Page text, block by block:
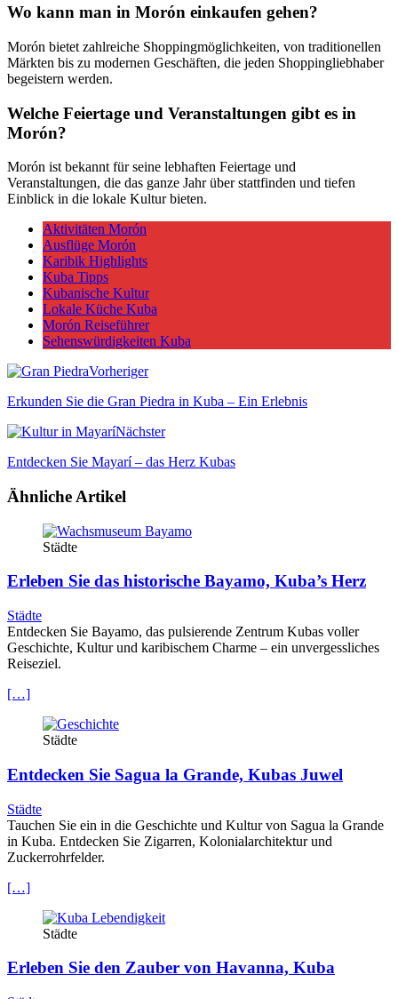
Wo kann man in Morón einkaufen gehen?
Morón bietet zahlreiche Shoppingmöglichkeiten, von traditionellen
Märkten bis zu modernen Geschäften, die jeden Shoppingliebhaber
begeistern werden.
Welche Feiertage und Veranstaltungen gibt es in
Morón?
Morón ist bekannt für seine lebhaften Feiertage und
Veranstaltungen, die das ganze Jahr über stattfinden und tiefen
Einblick in die lokale Kultur bieten.
Aktivitäten Morón
Ausflüge Morón
Karibik Highlights
Kuba Tipps
Kubanische Kultur
Lokale Küche Kuba
Morón Reiseführer
Sehenswürdigkeiten Kuba
Vorheriger
Erkunden Sie die Gran Piedra in Kuba – Ein Erlebnis
Nächster
Entdecken Sie Mayarí – das Herz Kubas
Ähnliche Artikel
Städte
Erleben Sie das historische Bayamo, Kuba’s Herz
Städte
Entdecken Sie Bayamo, das pulsierende Zentrum Kubas voller
Geschichte, Kultur und karibischem Charme – ein unvergessliches
Reiseziel.
[…]
Städte
Entdecken Sie Sagua la Grande, Kubas Juwel
Städte
Tauchen Sie ein in die Geschichte und Kultur von Sagua la Grande
in Kuba. Entdecken Sie Zigarren, Kolonialarchitektur und
Zuckerrohrfelder.
[…]
Städte
Erleben Sie den Zauber von Havanna, Kuba